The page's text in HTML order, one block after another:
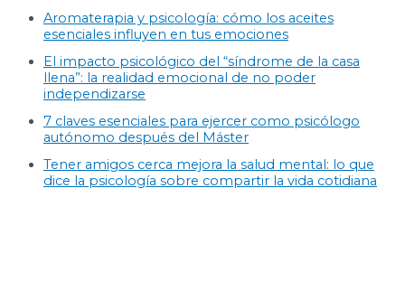
Aromaterapia y psicología: cómo los aceites
esenciales influyen en tus emociones
El impacto psicológico del “síndrome de la casa
llena”: la realidad emocional de no poder
independizarse
7 claves esenciales para ejercer como psicólogo
autónomo después del Máster
Tener amigos cerca mejora la salud mental: lo que
dice la psicología sobre compartir la vida cotidiana